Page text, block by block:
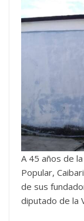
A 45 años de
Popular,
de sus
diputado de la